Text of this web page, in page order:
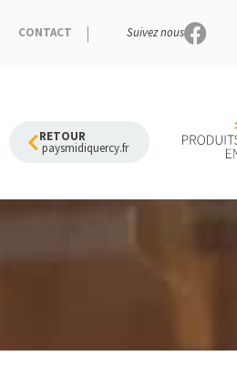
CONTACT Suivez nous
RETOUR
paysmidiquercy.fr